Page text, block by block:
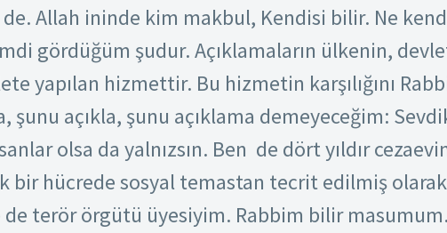
Allah ininde kim makbul, Kendisi bilir. Ne
gördüğüm şudur. Açıklamaların ülkenin,
yapılan hizmettir. Bu hizmetin karşılığını
şunu açıkla, şunu açıklama demeyeceğim:
olsa da yalnızsın. Ben de dört yıldır
bir hücrede sosyal temastan tecrit edilmiş
de terör örgütü üyesiyim. Rabbim bilir